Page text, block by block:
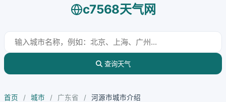
c7568天气网
查询天气
首页 / 城市 / 广东省 / 河源市城市介绍